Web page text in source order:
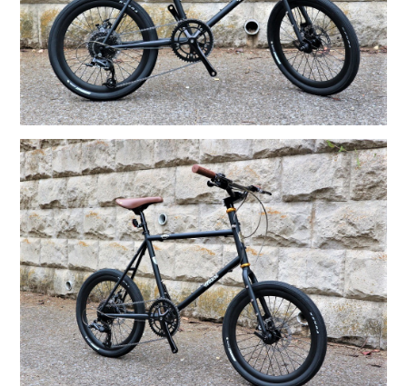
tern SURGE PRO
tern SURGE UNO